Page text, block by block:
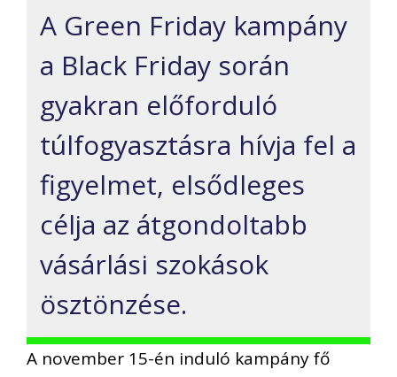
A Green Friday kampány
a Black Friday során
gyakran előforduló
túlfogyasztásra hívja fel a
figyelmet, elsődleges
célja az átgondoltabb
vásárlási szokások
ösztönzése.
A november 15-én induló kampány fő